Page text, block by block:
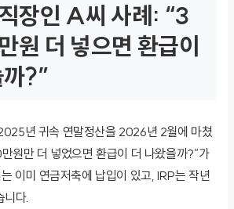
장인 A씨 사례: “3
원 더 넣으면 환급이
?”
년 귀속 연말정산을 2026년 2월에 마쳤
원만 더 넣었으면 환급이 더 나왔을까?”가
이미 연금저축에 납입이 있고, IRP는 작년
니다.